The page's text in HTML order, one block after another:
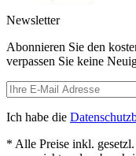
Newsletter
Abonnieren Sie den
verpassen Sie keine
Ich habe die
* Alle Preise inkl.